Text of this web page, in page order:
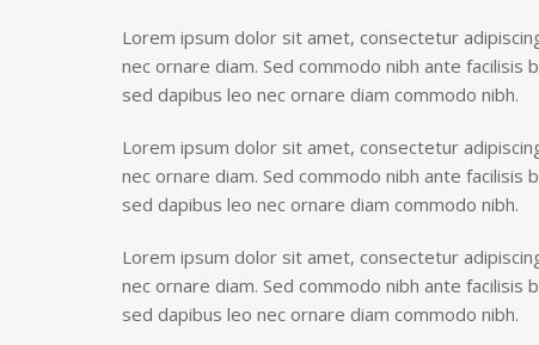
Lorem ipsum dolor sit amet, consectetur
nec ornare diam. Sed commodo nibh ante facilisis
sed dapibus leo nec ornare diam commodo nibh.
Lorem ipsum dolor sit amet, consectetur
nec ornare diam. Sed commodo nibh ante facilisis
sed dapibus leo nec ornare diam commodo nibh.
Lorem ipsum dolor sit amet, consectetur
nec ornare diam. Sed commodo nibh ante facilisis
sed dapibus leo nec ornare diam commodo nibh.